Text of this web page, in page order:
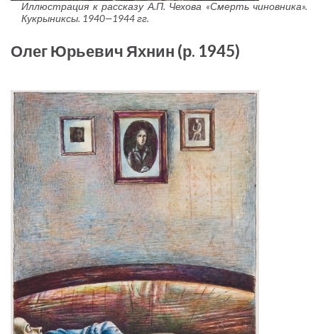
Иллюстрация к рассказу А.П. Чехова «Смерть чиновника».
Кукрыниксы. 1940—1944 гг.
Олег Юрьевич Яхнин (р. 1945)